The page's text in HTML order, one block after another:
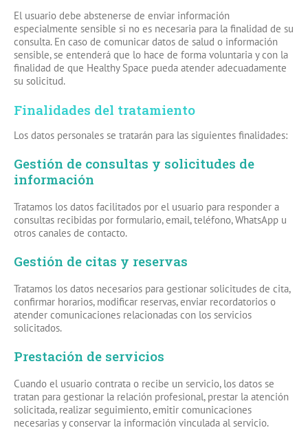
El usuario debe abstenerse de enviar información
especialmente sensible si no es necesaria para la finalidad de su
consulta. En caso de comunicar datos de salud o información
sensible, se entenderá que lo hace de forma voluntaria y con la
finalidad de que Healthy Space pueda atender adecuadamente
su solicitud.
Finalidades del tratamiento
Los datos personales se tratarán para las siguientes finalidades:
Gestión de consultas y solicitudes de
información
Tratamos los datos facilitados por el usuario para responder a
consultas recibidas por formulario, email, teléfono, WhatsApp u
otros canales de contacto.
Gestión de citas y reservas
Tratamos los datos necesarios para gestionar solicitudes de cita,
confirmar horarios, modificar reservas, enviar recordatorios o
atender comunicaciones relacionadas con los servicios
solicitados.
Prestación de servicios
Cuando el usuario contrata o recibe un servicio, los datos se
tratan para gestionar la relación profesional, prestar la atención
solicitada, realizar seguimiento, emitir comunicaciones
necesarias y conservar la información vinculada al servicio.